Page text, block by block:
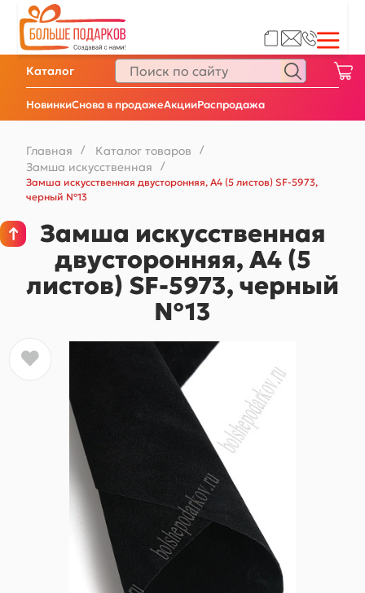
НовинкиСнова в продажеАкцииРаспродажа
Каталог
Главная / Каталог товаров /
Замша искусственная
/
Замша искусственная двусторонняя, А4 (5 листов) SF-5973,
черный №13
Замша искусственная
двусторонняя, А4 (5
листов) SF-5973, черный
№13